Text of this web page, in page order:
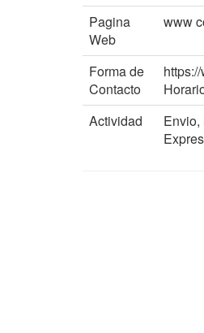
Pagina
Web
www
Forma de
Contacto
Actividad
Envio,